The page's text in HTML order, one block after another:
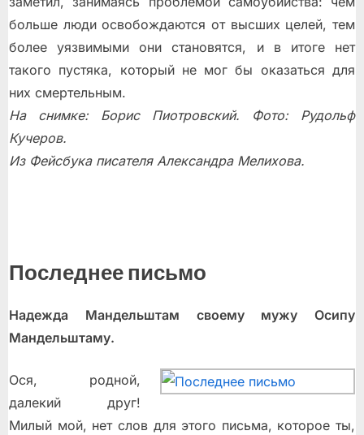
больше люди освобождаются от высших целей, тем
более уязвимыми они становятся, и в итоге нет
такого пустяка, который не мог бы оказаться для
них смертельным.
На снимке: Борис Пиотровский. Фото: Рудольф
Кучеров.
Из Фейсбука писателя Александра Мелихова.
Последнее письмо
Надежда Мандельштам своему мужу Осипу
Мандельштаму.
Ося, родной,
далекий друг!
Милый мой, нет слов для этого письма, которое ты,